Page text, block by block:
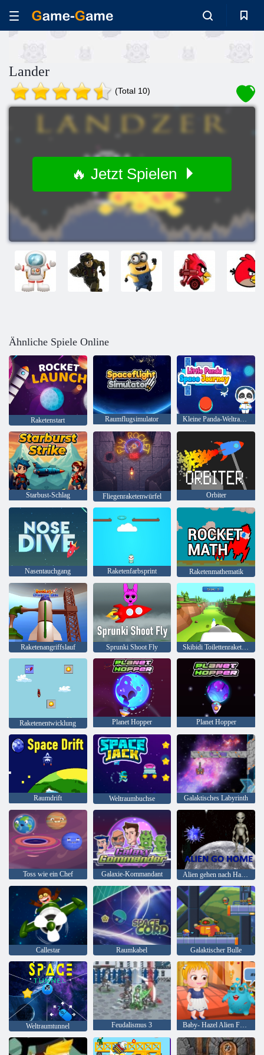
Lander
(Total 10)
🔥 Jetzt Spielen
Ähnliche Spiele Online
Raketenstart Raumflugsimulator Kleine Panda-Weltraumreise
Starbust-Schlag Fliegenraketenwürfel Orbiter
Nasentauchgang Raketenfarbsprint Raketenmathematik
Raketenangriffslauf Sprunki Shoot Fly Skibidi Toilettenraketenwerfer
Raketenentwicklung Planet Hopper Planet Hopper
Raumdrift Weltraumbuchse Galaktisches Labyrinth
Toss wie ein Chef Galaxie-Kommandant Alien gehen nach Hause
Callestar Raumkabel Galaktischer Bulle
Weltraumtunnel Feudalismus 3 Baby- Hazel Alien Freund